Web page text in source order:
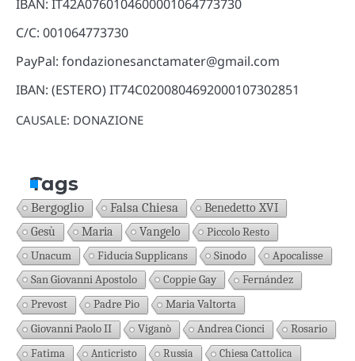
IBAN: IT42A0760104600001064773730
C/C: 001064773730
PayPal: fondazionesanctamater@gmail.com
IBAN: (ESTERO) IT74C0200804692000107302851
CAUSALE: DONAZIONE
Tags
Bergoglio Falsa Chiesa Benedetto XVI
Gesù Maria Vangelo
Piccolo Resto
Unacum
Fiducia Supplicans Sinodo
Apocalisse
San Giovanni Apostolo
Coppie Gay
Fernández
Prevost
Padre Pio
Maria Valtorta
Giovanni Paolo II
Viganò Andrea Cionci
Rosario
Fatima
Anticristo Russia
Chiesa Cattolica